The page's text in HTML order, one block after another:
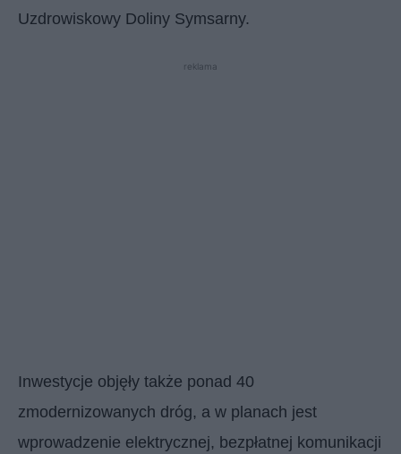
Uzdrowiskowy Doliny Symsarny.
reklama
Inwestycje objęły także ponad 40
zmodernizowanych dróg, a w planach jest
wprowadzenie elektrycznej, bezpłatnej komunikacji